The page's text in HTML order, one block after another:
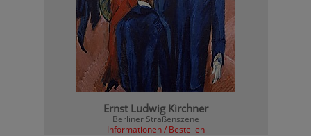
Ernst Ludwig Kirchner
Berliner Straßenszene
Informationen / Bestellen